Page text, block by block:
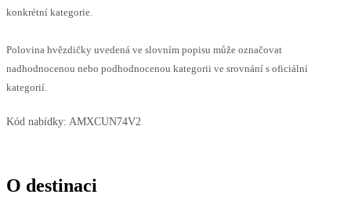
konkrétní kategorie.
Polovina hvězdičky uvedená ve slovním popisu může označovat
nadhodnocenou nebo podhodnocenou kategorii ve srovnání s oficiální
kategorií.
Kód nabídky: AMXCUN74V2
O destinaci